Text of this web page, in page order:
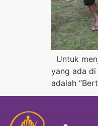
Untuk
yang ada di
adalah